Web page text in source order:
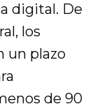
digital. De
los
un plazo
de 90